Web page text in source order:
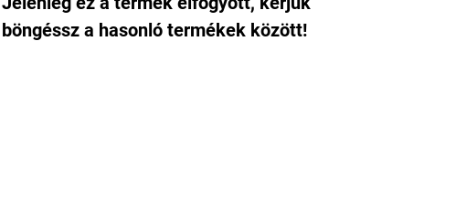
böngéssz a hasonló termékek között!